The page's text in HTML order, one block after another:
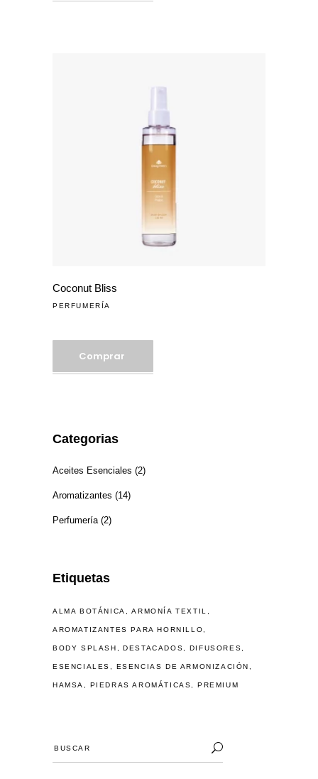
Coconut Bliss
PERFUMERÍA
Comprar
Categorias
Aceites Esenciales (2)
Aromatizantes (14)
Perfumería (2)
Etiquetas
ALMA BOTÁNICA ARMONÍA TEXTIL
AROMATIZANTES PARA HORNILLO
BODY SPLASH DESTACADOS DIFUSORES
ESENCIALES ESENCIAS DE ARMONIZACIÓN
HAMSA PIEDRAS AROMÁTICAS PREMIUM
for: